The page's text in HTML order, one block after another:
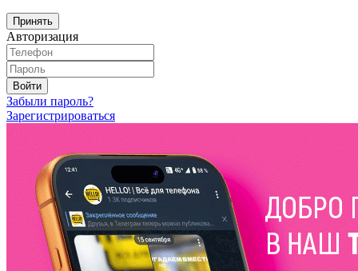
Принять
Авторизация
Войти
Забыли пароль?
Зарегистрироваться